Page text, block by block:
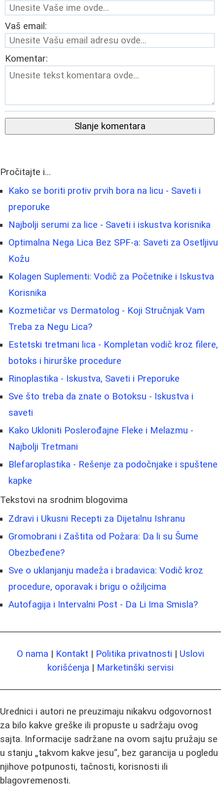
Vaš email:
Komentar:
Slanje komentara
Pročitajte i...
Kako se boriti protiv prvih bora na licu - Saveti i
preporuke
Najbolji serumi za lice - Saveti i iskustva korisnika
Optimalna Nega Lica Bez SPF-a: Saveti za Osetljivu
Kožu
Kolagen Suplementi: Vodič za Početnike i Iskustva
Korisnika
Kozmetičar vs Dermatolog - Koji Stručnjak Vam
Treba za Negu Lica?
Estetski tretmani lica - Kompletan vodič kroz filere,
botoks i hirurške procedure
Rinoplastika - Iskustva, Saveti i Preporuke
Sve što treba da znate o Botoksu - Iskustva i
saveti
Kako Ukloniti Poslerođajne Fleke i Melazmu -
Najbolji Tretmani
Blefaroplastika - Rešenje za podočnjake i spuštene
kapke
Tekstovi na srodnim blogovima
Zdravi i Ukusni Recepti za Dijetalnu Ishranu
Gromobrani i Zaštita od Požara: Da li su Šume
Obezbeđene?
Sve o uklanjanju madeža i bradavica: Vodič kroz
procedure, oporavak i brigu o ožiljcima
Autofagija i Intervalni Post - Da Li Ima Smisla?
O nama | Kontakt | Politika privatnosti | Uslovi
korišćenja | Marketinški servisi
Urednici i autori ne preuzimaju nikakvu odgovornost
za bilo kakve greške ili propuste u sadržaju ovog
sajta. Informacije sadržane na ovom sajtu pružaju se
u stanju „takvom kakve jesu“, bez garancija u pogledu
njihove potpunosti, tačnosti, korisnosti ili
blagovremenosti.